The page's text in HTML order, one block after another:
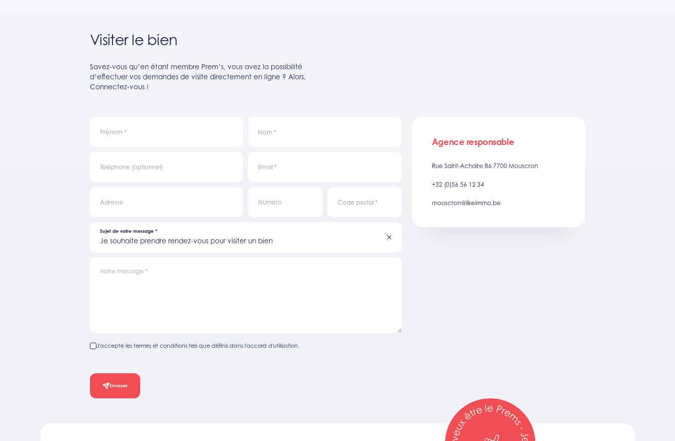
Visiter le bien
Savez-vous qu’en étant membre Prem’s, vous avez la possibilité
d’effectuer vos demandes de visite directement en ligne ? Alors,
Connectez-vous !
Prénom * Nom *
Téléphone (optionnel) Email *
Adresse Numéro Code postal *
Sujet de votre message*
Je souhaite prendre rendez-vous pour visiter un bien
Votre message *
J'accepte les termes et conditions tels que définis dans l'accord d'utilisation.
Envoyer
Agence responsable
Rue Saint-Achaire 86 7700 Mouscron
+32 (0)56 56 12 34
mouscron@likeimmo.be